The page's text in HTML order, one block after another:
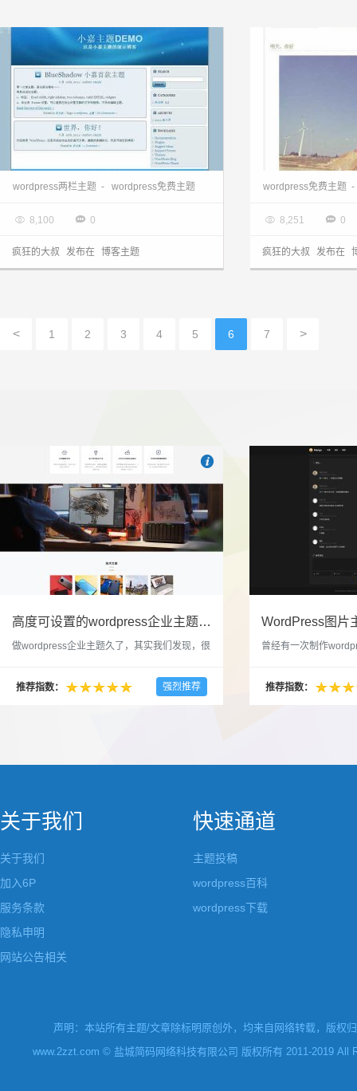
wordpress主题:BlueShadow主题
wordpress两栏主题 - wordpress免费主题
 8,100  0
疯狂的大叔 发布在 博客主题
wordpress主题下
wordpress免费主题 -
 8,251  0
疯狂的大叔 发布在
< 1 2 3 4 5 6 7 >
 吧
高度可设置的wordpress企业主题indigo分享
做wordpress企业主题久了，其实我们发现，很
配色和元素细节。为此我们创造了一个高可设
置，并且模块可以重复利用的wordpress企业主
推荐指数： 强烈推荐
曾经有一次制作
分享站也行，说是分
推荐指数：
关于我们
关于我们
加入6P
服务条款
隐私申明
网站公告相关
快速通道
主题投稿
wordpress百科
wordpress下载
声明：本站所有主题/文章除标明原创外，均来自网络转载，版权
www.2zzt.com © 盐城简码网络科技有限公司 版权所有 2011-2019